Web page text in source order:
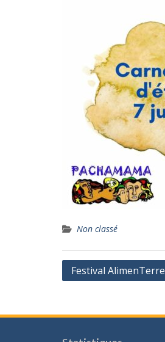
Non classé
Navigation
Festival AlimenTerre